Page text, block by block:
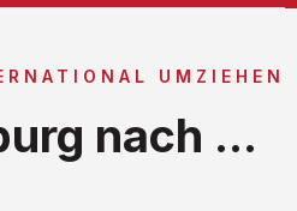
UMZIEHEN
nach ...